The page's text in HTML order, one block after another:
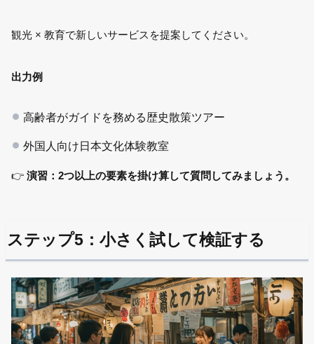
観光 × 教育で新しいサービスを提案してください。
出力例
高齢者がガイドを務める歴史散策ツアー
外国人向け日本文化体験教室
👉演習：2つ以上の要素を掛け算して質問してみましょう。
ステップ5：小さく試して検証する